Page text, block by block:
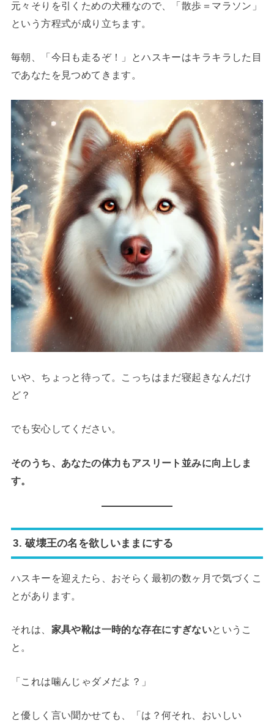
元々そりを引くための犬種なので、「散歩＝マラソン」
という方程式が成り立ちます。
毎朝、「今日も走るぞ！」とハスキーはキラキラした目
であなたを見つめてきます。
いや、ちょっと待って。こっちはまだ寝起きなんだけ
ど？
でも安心してください。
そのうち、あなたの体力もアスリート並みに向上しま
す。
3. 破壊王の名を欲しいままにする
ハスキーを迎えたら、おそらく最初の数ヶ月で気づくこ
とがあります。
それは、 家具や靴は一時的な存在にすぎないというこ
と。
「これは噛んじゃダメだよ？」
と優しく言い聞かせても、「は？何それ、おいしい